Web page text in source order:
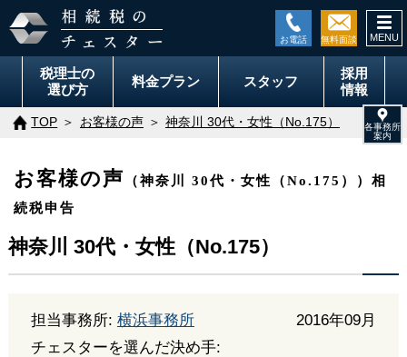
税理士の
選び方
料金プラン スタッフ
採用
情報
TOP お客様の声 神奈川 30代・女性（No.175）
お客様の声
（神奈川 30代・女性（No.175））相
続税申告
神奈川 30代・女性（No.175）
担当事務所: 横浜事務所
2016年09月
チェスターを選んだ決め手: